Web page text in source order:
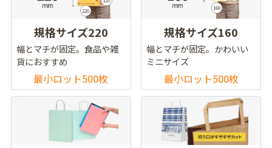
規格サイズ220
幅とマチが固定。食品や雑
貨におすすめ
最小ロット500枚
規格サイズ160
幅とマチが固定。かわいい
ミニサイズ
最小ロット500枚